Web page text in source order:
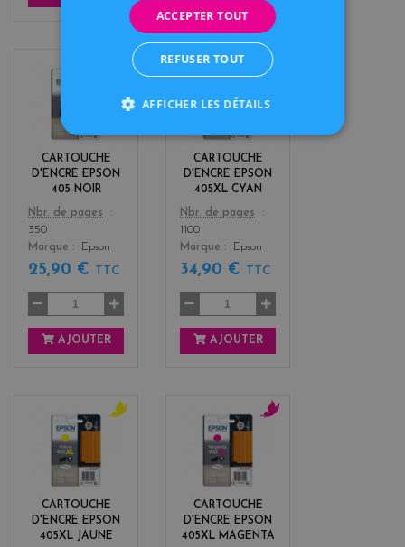
CARTOUCHE
D'ENCRE EPSON
405 NOIR
Color
c
k
Nbr. de pages
350
Marque
Epson
25,90 € TTC
AJOUTER
CARTOUCHE
D'ENCRE EPSON
405XL CYAN
Color
y
n
Nbr. de pages
1100
Marque
Epson
34,90 € TTC
AJOUTER
CARTOUCHE
D'ENCRE EPSON
405XL JAUNE
o
w
CARTOUCHE
D'ENCRE EPSON
405XL MAGENTA
n
t
a
ACCEPTER TOUT
REFUSER TOUT
AFFICHER LES DÉTAILS